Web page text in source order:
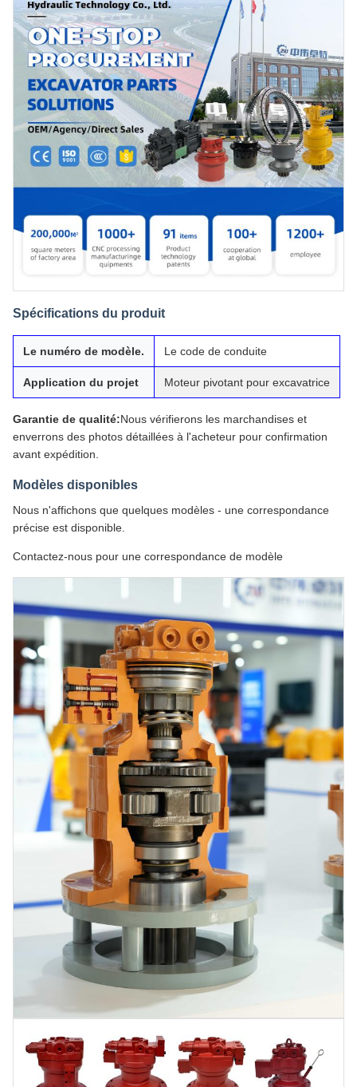
Spécifications du produit
Le numéro de modèle. Le code de conduite
Application du projet Moteur pivotant pour excavatrice
Garantie de qualité:Nous vérifierons les marchandises et
enverrons des photos détaillées à l'acheteur pour confirmation
avant expédition.
Modèles disponibles
Nous n'affichons que quelques modèles - une correspondance
précise est disponible.
Contactez-nous pour une correspondance de modèle